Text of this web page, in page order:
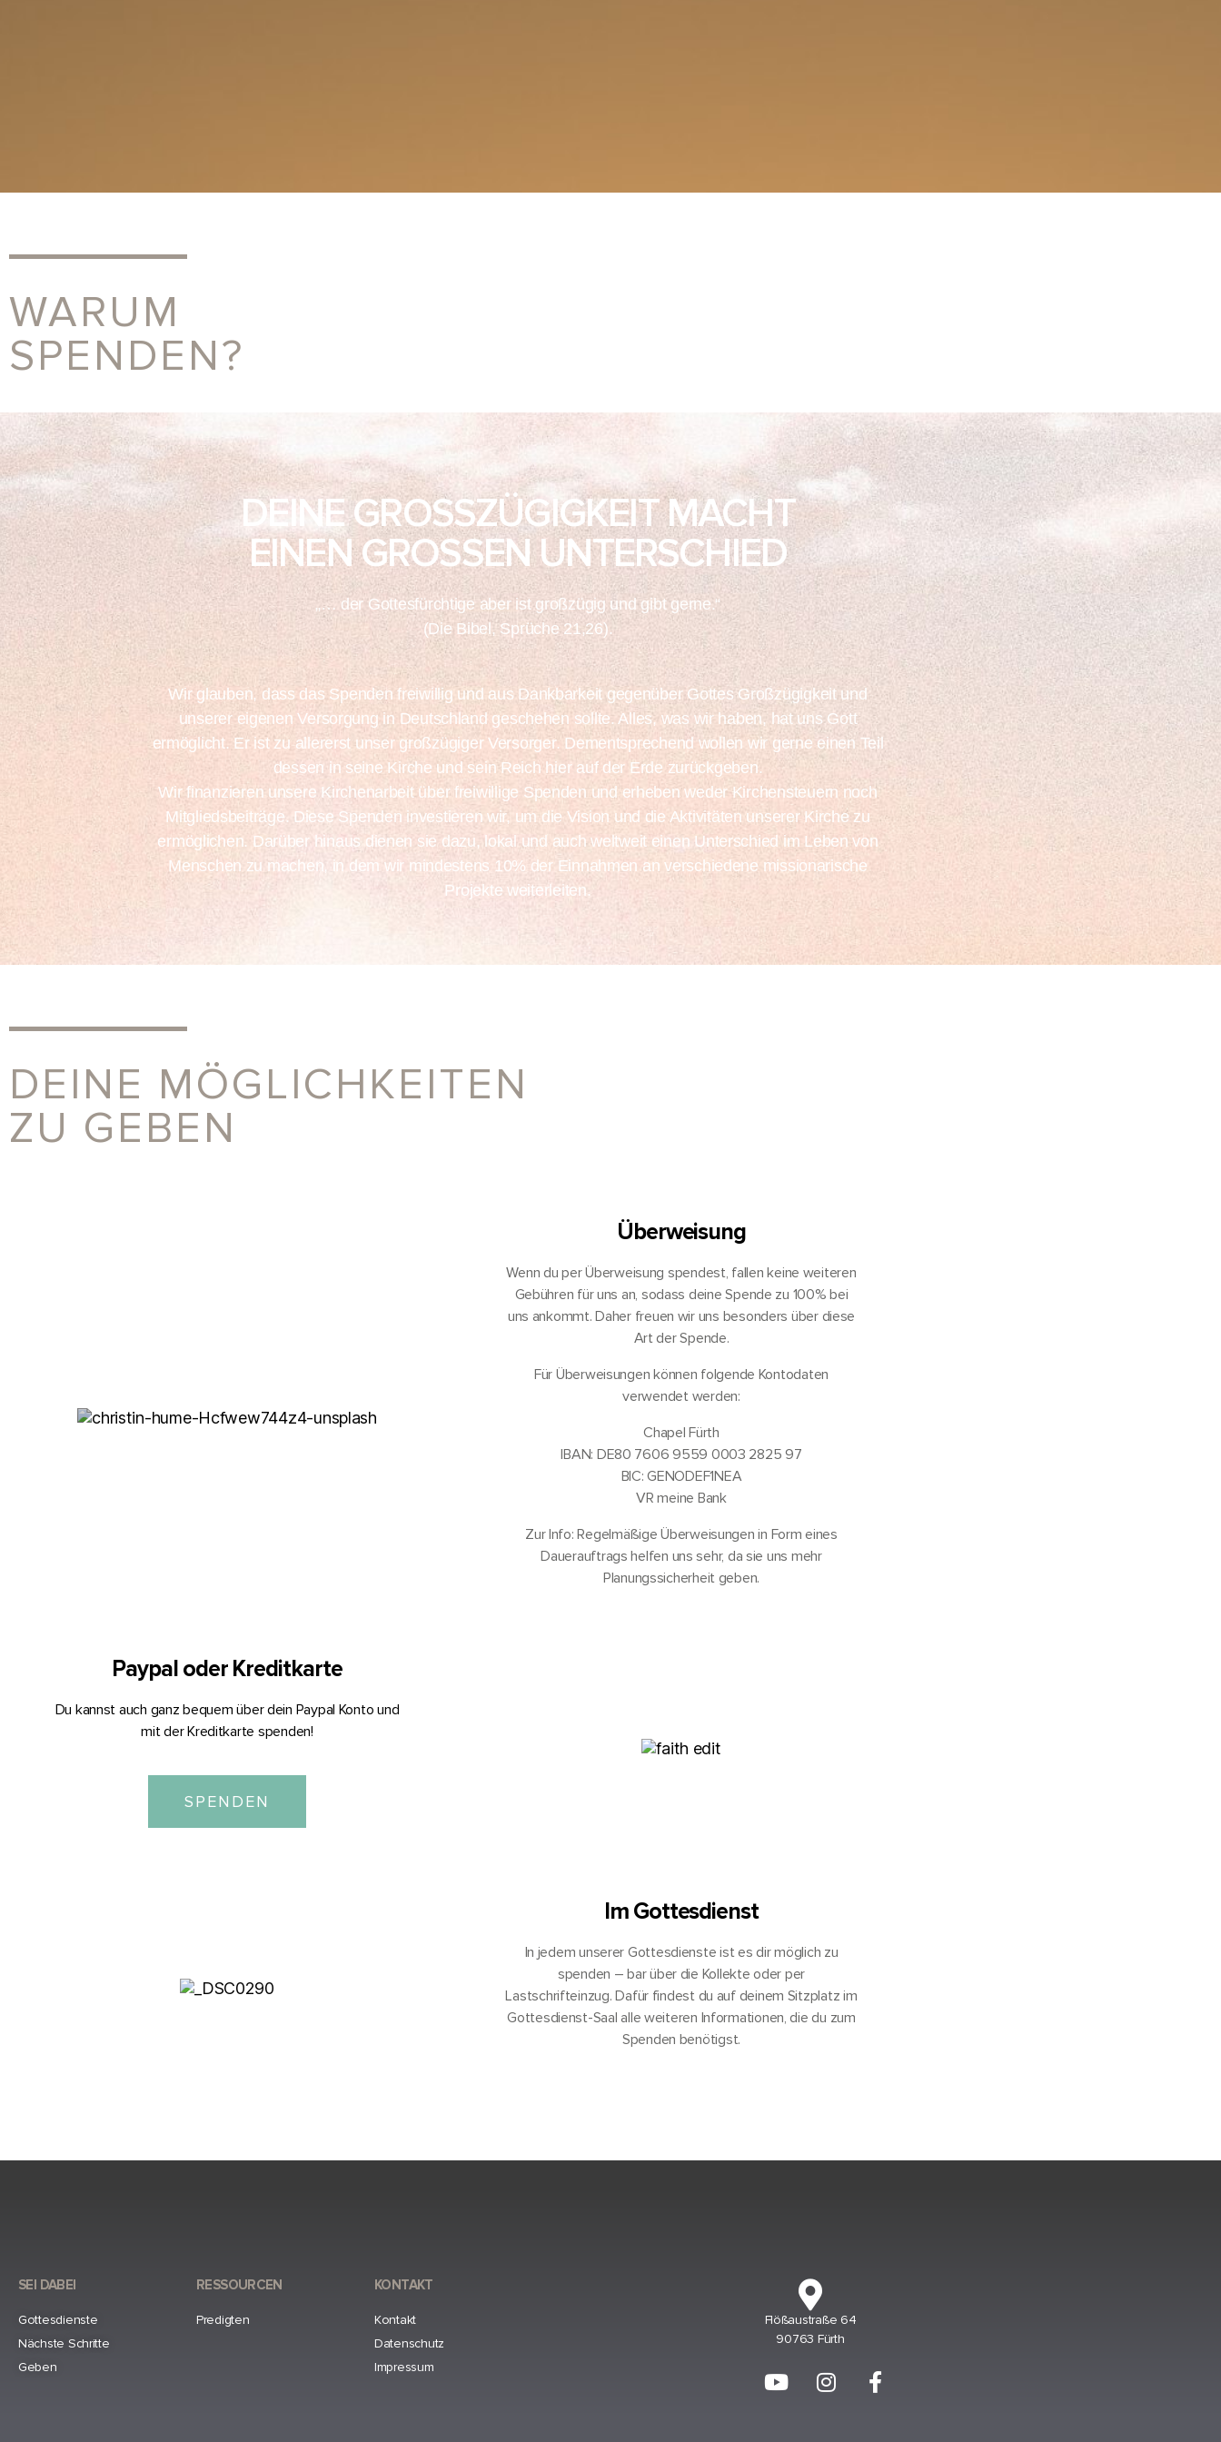
WARUM
SPENDEN?
DEINE GROSSZÜGIGKEIT MACHT
EINEN GROSSEN UNTERSCHIED
„… der Gottesfürchtige aber ist großzügig und gibt gerne.“
(Die Bibel, Sprüche 21,26).
Wir glauben, dass das Spenden freiwillig und aus Dankbarkeit gegenüber Gottes Großzügigkeit und
unserer eigenen Versorgung in Deutschland geschehen sollte. Alles, was wir haben, hat uns Gott
ermöglicht. Er ist zu allererst unser großzügiger Versorger. Dementsprechend wollen wir gerne einen Teil
dessen in seine Kirche und sein Reich hier auf der Erde zurückgeben.
Wir finanzieren unsere Kirchenarbeit über freiwillige Spenden und erheben weder Kirchensteuern noch
Mitgliedsbeiträge. Diese Spenden investieren wir, um die Vision und die Aktivitäten unserer Kirche zu
ermöglichen. Darüber hinaus dienen sie dazu, lokal und auch weltweit einen Unterschied im Leben von
Menschen zu machen, in dem wir mindestens 10% der Einnahmen an verschiedene missionarische
Projekte weiterleiten.​
DEINE MÖGLICHKEITEN
ZU GEBEN
Überweisung
Wenn du per Überweisung spendest, fallen keine weiteren
Gebühren für uns an, sodass deine Spende zu 100% bei
uns ankommt. Daher freuen wir uns besonders über diese
Art der Spende.
Für Überweisungen können folgende Kontodaten
verwendet werden:
Chapel Fürth
IBAN: DE80 7606 9559 0003 2825 97
BIC: GENODEF1NEA
VR meine Bank
Zur Info: Regelmäßige Überweisungen in Form eines
Dauerauftrags helfen uns sehr, da sie uns mehr
Planungssicherheit geben.
Paypal oder Kreditkarte
Du kannst auch ganz bequem über dein Paypal Konto und
mit der Kreditkarte spenden!
SPENDEN
Im Gottesdienst
In jedem unserer Gottesdienste ist es dir möglich zu
spenden – bar über die Kollekte oder per
Lastschrifteinzug. Dafür findest du auf deinem Sitzplatz im
Gottesdienst-Saal alle weiteren Informationen, die du zum
Spenden benötigst.
SEI DABEI
Gottesdienste
Nächste Schritte
Geben
RESSOURCEN
Predigten
KONTAKT
Kontakt
Datenschutz
Impressum
Flößaustraße 64
90763 Fürth